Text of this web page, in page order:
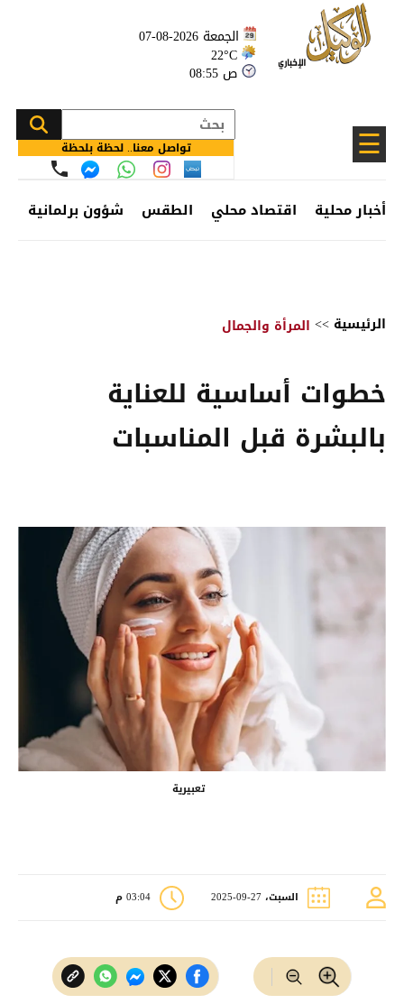
الجمعة 2026-08-07
22°C
08:55 ص
☰ تواصل معنا.. لحظة بلحظة
أخبار محلية اقتصاد محلي الطقس شؤون برلمانية
الرئيسية >> المرأة والجمال
خطوات أساسية للعناية
بالبشرة قبل المناسبات
تعبيرية
السبت، 27-09-2025 03:04 م